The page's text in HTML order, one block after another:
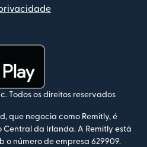
Todos os direitos reservados
que negocia como Remitly, é
da Irlanda. A Remitly está
o número de empresa 629909.